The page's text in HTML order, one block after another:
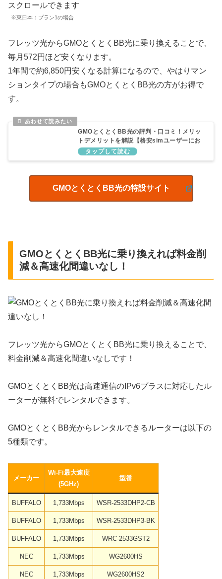
スクロールできます
※東日本：プラン1の場合
フレッツ光からGMOとくとくBB光に乗り換えることで、
毎月572円ほど安くなります。
1年間で約6,850円安くなる計算になるので、やはりマン
ションタイプの場合もGMOとくとくBB光の方がお得で
す。
GMOとくとくBB光の評判・口コミ！メリッ
トデメリットを解説【格安simユーザーにお
すすめ】
GMOとくとくBB光の特設サイト
GMOとくとくBB光に乗り換えれば料金削
減＆高速化間違いなし！
フレッツ光からGMOとくとくBB光に乗り換えることで、
料金削減＆高速化間違いなしです！
GMOとくとくBB光は高速通信のIPv6プラスに対応したル
ーターが無料でレンタルできます。
GMOとくとくBB光からレンタルできるルーターは以下の
5種類です。
メーカー
Wi-Fi最大速度
(5GHz)
型番
BUFFALO 1,733Mbps WSR-2533DHP2-CB
BUFFALO 1,733Mbps WSR-2533DHP3-BK
BUFFALO 1,733Mbps WRC-2533GST2
NEC 1,733Mbps WG2600HS
NEC 1,733Mbps WG2600HS2